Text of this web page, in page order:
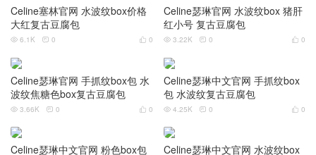
瑟琳CELINE C BAG浅驼色中号
绗缝小牛皮肩背包 187253BFC.
02BA
 2.56K
瑟琳CELINE C BAG中号绗缝小
牛皮肩背包 187253BFC.03ND
 2.3K
Celine塞林官网 水波纹box价格
大红复古豆腐包
 6.1K
Celine瑟琳官网 水波纹box 猪肝
红小号 复古豆腐包
 3.22K